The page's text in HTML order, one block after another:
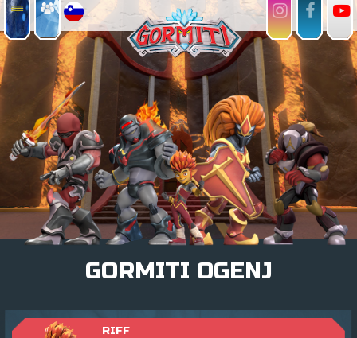
GORMITI OGENJ
RIFF